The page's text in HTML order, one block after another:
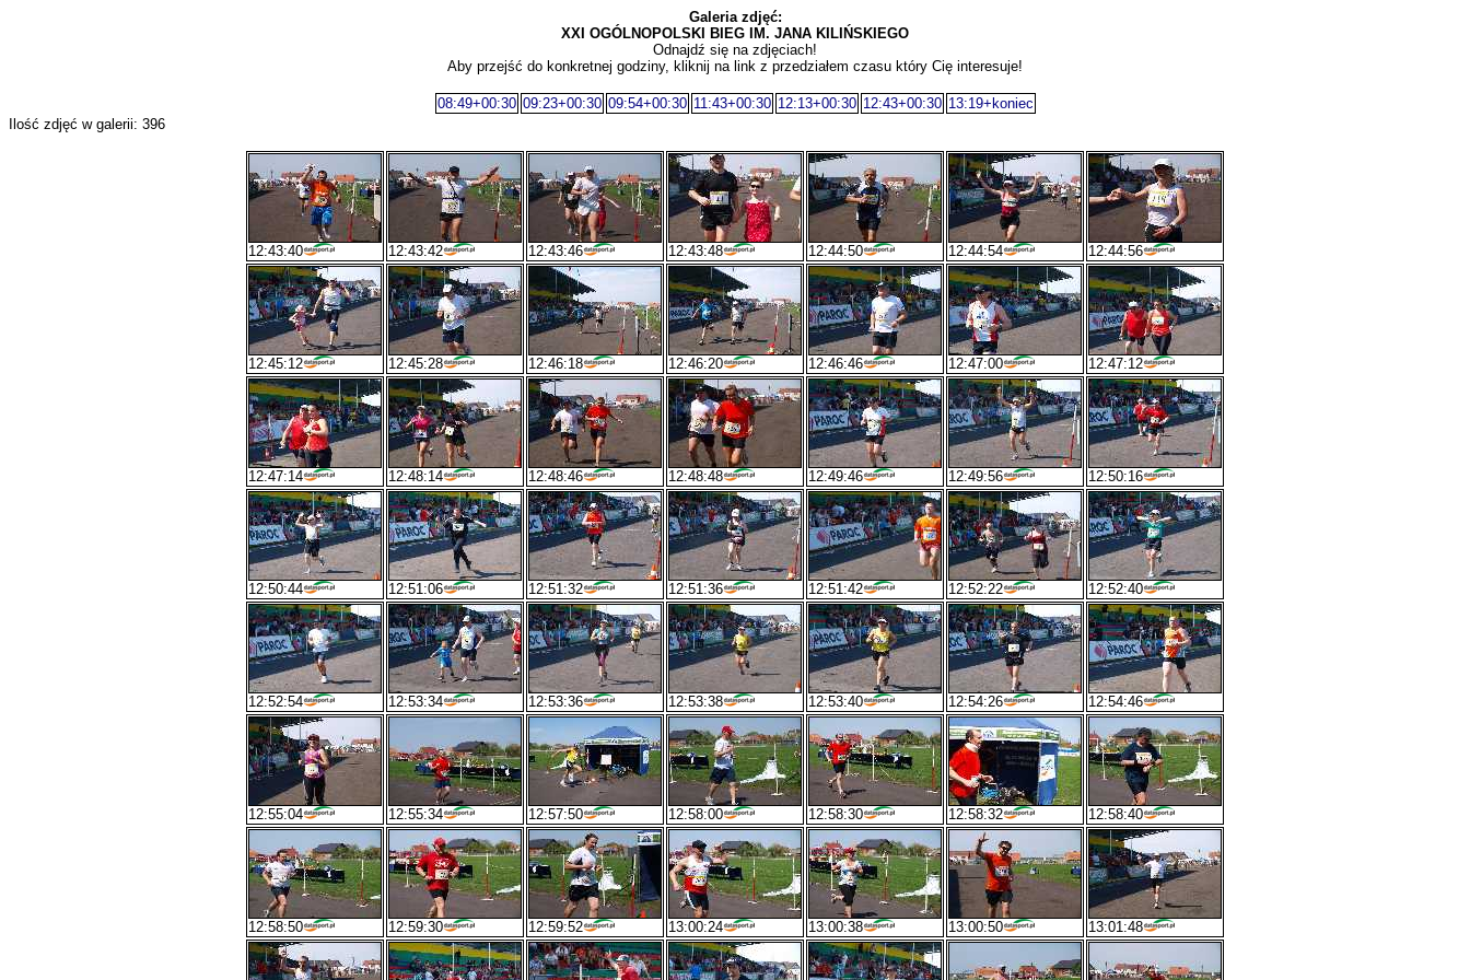
Galeria zdjęć:
XXI OGÓLNOPOLSKI BIEG IM. JANA KILIŃSKIEGO
Odnajdź się na zdjęciach!
Aby przejść do konkretnej godziny, kliknij na link z przedziałem czasu który Cię interesuje!
08:49+00:30 09:23+00:30 09:54+00:30 11:43+00:30 12:13+00:30 12:43+00:30 13:19+koniec
Ilość zdjęć w galerii: 396
12:43:40 12:43:42 12:43:46 12:43:48 12:44:50 12:44:54 12:44:56
12:45:12 12:45:28 12:46:18 12:46:20 12:46:46 12:47:00 12:47:12
12:47:14 12:48:14 12:48:46 12:48:48 12:49:46 12:49:56 12:50:16
12:50:44 12:51:06 12:51:32 12:51:36 12:51:42 12:52:22 12:52:40
12:52:54 12:53:34 12:53:36 12:53:38 12:53:40 12:54:26 12:54:46
12:55:04 12:55:34 12:57:50 12:58:00 12:58:30 12:58:32 12:58:40
12:58:50 12:59:30 12:59:52 13:00:24 13:00:38 13:00:50 13:01:48